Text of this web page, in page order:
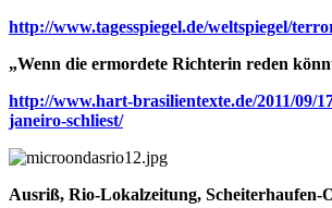
http://www.tagesspiegel.de/weltspiegel/
„Wenn die ermordete Richterin reden
http://www.hart-brasilientexte.de/2011/09/
janeiro-schliest/
Ausriß, Rio-Lokalzeitung, Scheiterhaufen-